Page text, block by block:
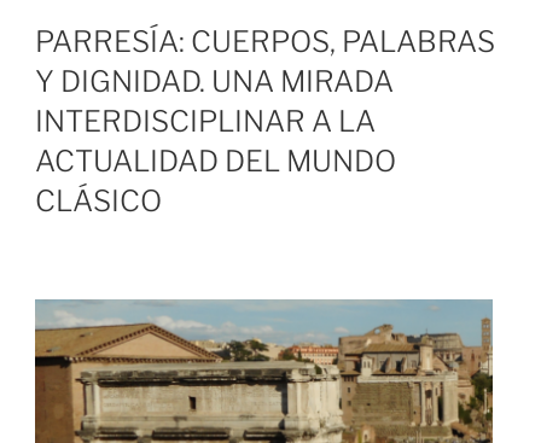
PARRESÍA: CUERPOS, PALABRAS
Y DIGNIDAD. UNA MIRADA
INTERDISCIPLINAR A LA
ACTUALIDAD DEL MUNDO
CLÁSICO